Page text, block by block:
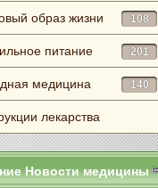
образ жизни 108
питание 201
медицина 140
лекарства
Новости медицины